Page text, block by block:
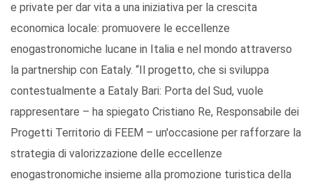
e private per dar vita a una iniziativa per la crescita
economica locale: promuovere le eccellenze
enogastronomiche lucane in Italia e nel mondo attraverso
la partnership con Eataly. “Il progetto, che si sviluppa
contestualmente a Eataly Bari: Porta del Sud, vuole
rappresentare – ha spiegato Cristiano Re, Responsabile dei
Progetti Territorio di FEEM – un'occasione per rafforzare la
strategia di valorizzazione delle eccellenze
enogastronomiche insieme alla promozione turistica della